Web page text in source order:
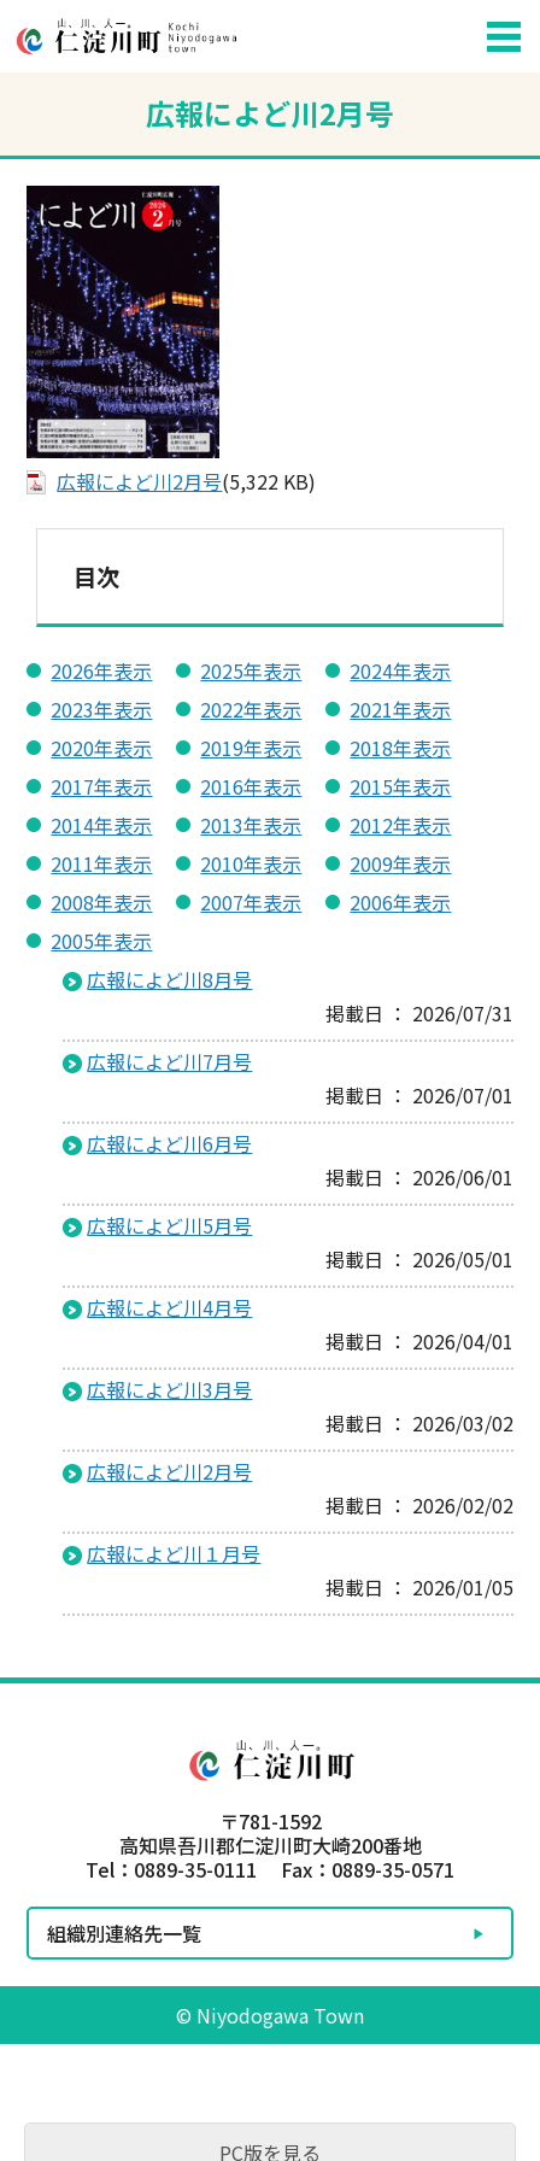
広報によど川2月号
広報によど川2月号(5,322 KB)
目次
2026年表示 2025年表示
2024年表示
2023年表示
2022年表示
2021年表示
2020年表示
2019年表示
2018年表示
2017年表示
2016年表示
2015年表示
2014年表示
2013年表示
2012年表示
2011年表示
2010年表示
2009年表示
2008年表示
2007年表示
2006年表示
2005年表示
広報によど川8月号
掲載日 ： 2026/07/31
広報によど川7月号
掲載日 ： 2026/07/01
広報によど川6月号
掲載日 ： 2026/06/01
広報によど川5月号
掲載日 ： 2026/05/01
広報によど川4月号
掲載日 ： 2026/04/01
広報によど川3月号
掲載日 ： 2026/03/02
広報によど川2月号
掲載日 ： 2026/02/02
広報によど川１月号
掲載日 ： 2026/01/05
〒781-1592
高知県吾川郡仁淀川町大崎200番地
Tel：0889-35-0111 Fax：0889-35-0571
組織別連絡先一覧
© Niyodogawa Town
PC版を見る